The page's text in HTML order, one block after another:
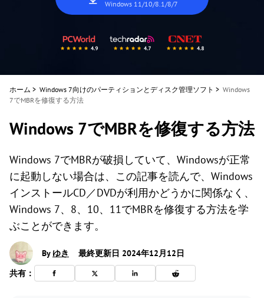
Windows 11/10/8.1/8/7
ホーム > Windows 7向けのパーティションとディスク管理ソフト > Windows
7でMBRを修復する方法
Windows 7でMBRを修復する方法
Windows 7でMBRが破損していて、Windowsが正常
に起動しない場合は、この記事を読んで、Windows
インストールCD／DVDが利用かどうかに関係なく、
Windows 7、8、10、11でMBRを修復する方法を学
ぶことができます。
By ゆき
最終更新日 2024年12月12日
共有：